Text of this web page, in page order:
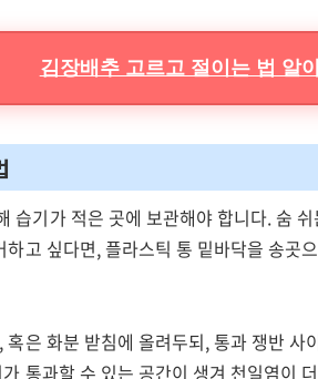
김장배추 고르고 절이는 법 알
습기가 적은 곳에 보관해야 합니다. 숨
고 싶다면, 플라스틱 통 밑바닥을 송곳
은 화분 받침에 올려두되, 통과 쟁반 사
통과할 수 있는 공간이 생겨 천일염이